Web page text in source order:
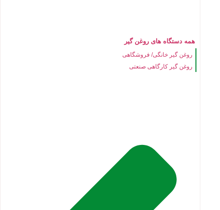
همه دستگاه های روغن گیر
روغن گیر خانگی/ فروشگاهی
روغن گیر کارگاهی صنعتی